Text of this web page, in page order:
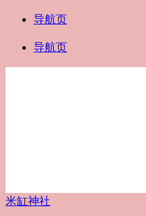
导航页
导航页
米缸神社